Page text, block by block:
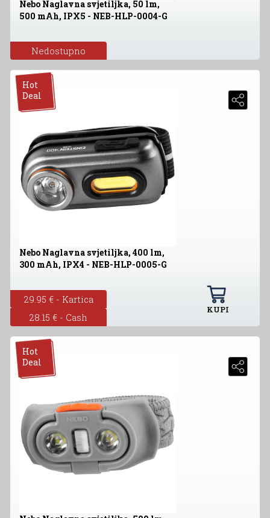
Nebo Naglavna svjetiljka, 50 lm,
500 mAh, IPX5 - NEB-HLP-0004-G
Nedostupno
Hot
Deal
Nebo Naglavna svjetiljka, 400 lm,
300 mAh, IPX4 - NEB-HLP-0005-G
29.95 € - Kartica
28.15 € - Cash
KUPI
Hot
Deal